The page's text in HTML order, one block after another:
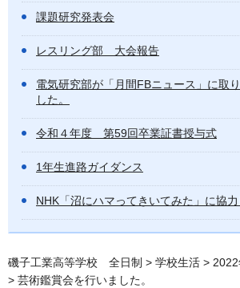
課題研究発表会
レスリング部 大会報告
電気研究部が「月間FBニュース」に取
した。
令和４年度 第59回卒業証書授与式
1年生進路ガイダンス
NHK「沼にハマってきいてみた」に協力
磯子工業高等学校 全日制 > 学校生活 >
> 芸術鑑賞会を行いました。